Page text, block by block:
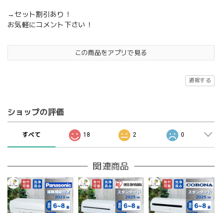
→セット割引あり！
お気軽にコメント下さい！
この商品をアプリで見る
通報する
ショップの評価
すべて 18 2 0
関連商品